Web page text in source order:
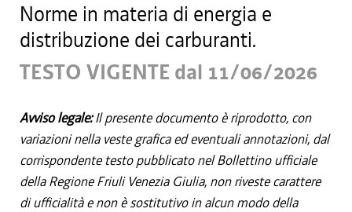
Norme in materia di energia e
distribuzione dei carburanti.
TESTO VIGENTE dal 11/06/2026
Avviso legale:Il presente documento è riprodotto, con
variazioni nella veste grafica ed eventuali annotazioni, dal
corrispondente testo pubblicato nel Bollettino ufficiale
della Regione Friuli Venezia Giulia, non riveste carattere
di ufficialità e non è sostitutivo in alcun modo della